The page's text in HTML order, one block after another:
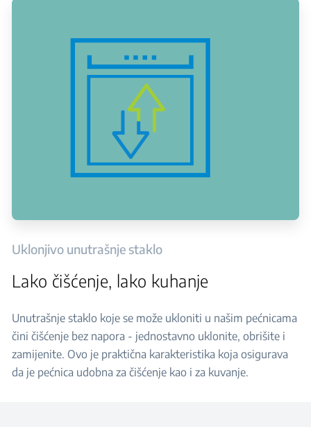
Uklonjivo unutrašnje staklo
Lako čišćenje, lako kuhanje
Unutrašnje staklo koje se može ukloniti u našim pećnicama
čini čišćenje bez napora - jednostavno uklonite, obrišite i
zamijenite. Ovo je praktična karakteristika koja osigurava
da je pećnica udobna za čišćenje kao i za kuvanje.